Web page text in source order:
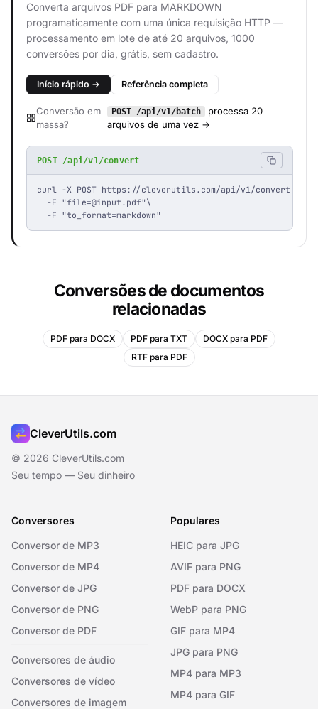
Converta arquivos PDF para MARKDOWN
programaticamente com uma única requisição HTTP —
processamento em lote de até 20 arquivos, 1000
conversões por dia, grátis, sem cadastro.
Início rápido → Referência completa
Conversão em
massa?
POST /api/v1/batch
processa 20
arquivos de uma vez →
POST /api/v1/convert
curl -X POST https://cleverutils.com/api/v1/convert \
  -F "
file=@input.pdf"\
  -F "to_format=markdown"
Conversões de documentos
relacionadas
PDF para DOCX PDF para TXT
DOCX para PDF
RTF para PDF
CleverUtils.com
© 2026 CleverUtils.com
Seu tempo — Seu dinheiro
Conversores
Conversor de MP3
Conversor de MP4
Conversor de JPG
Conversor de PNG
Conversor de PDF
Conversores de áudio
Conversores de vídeo
Conversores de imagem
Populares
HEIC para JPG
AVIF para PNG
PDF para DOCX
WebP para PNG
GIF para MP4
JPG para PNG
MP4 para MP3
MP4 para GIF